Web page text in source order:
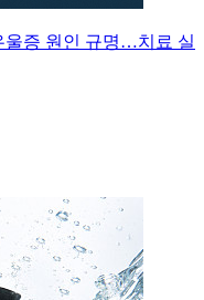
울증 원인 규명…치료 실